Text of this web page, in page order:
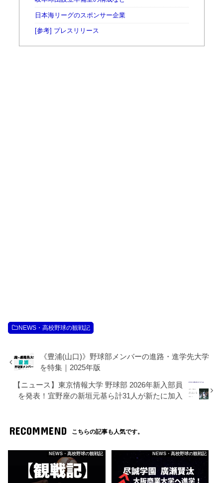
日本海リーグのスポンサー企業
[参考] プレスリリース
NEWS・高校野球の観戦記
《豊浦(山口)》野球部メンバーの進路・進学先大学
を特集｜2025年版
【ニュース】東京情報大学 野球部 2026年新入部員
を発表！宜野座の新垣元基ら計31人が新たに加入
RECOMMEND こちらの記事も人気です。
NEWS・高校野球の観戦記 NEWS・高校野球の観戦記